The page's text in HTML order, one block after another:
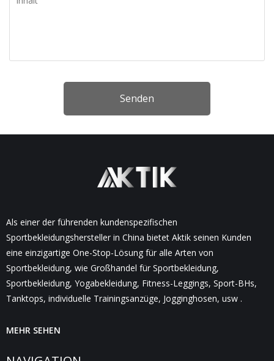
Senden
Als einer der führenden kundenspezifischen
Sportbekleidungshersteller in China bietet Aktik seinen Kunden
eine einzigartige One-Stop-Lösung für alle Arten von
Sportbekleidung, wie Großhandel für Sportbekleidung,
Sportbekleidung, Yogabekleidung, Fitness-Leggings, Sport-BHs,
Tanktops, individuelle Trainingsanzüge, Jogginghosen, usw .
MEHR SEHEN